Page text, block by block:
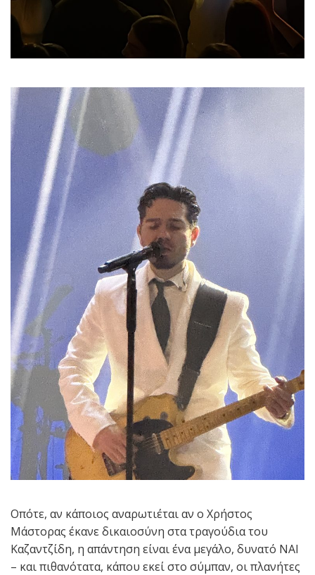
Οπότε, αν κάποιος αναρωτιέται αν ο Χρήστος
Μάστορας έκανε δικαιοσύνη στα τραγούδια του
Καζαντζίδη, η απάντηση είναι ένα μεγάλο, δυνατό ΝΑΙ
– και πιθανότατα, κάπου εκεί στο σύμπαν, οι πλανήτες